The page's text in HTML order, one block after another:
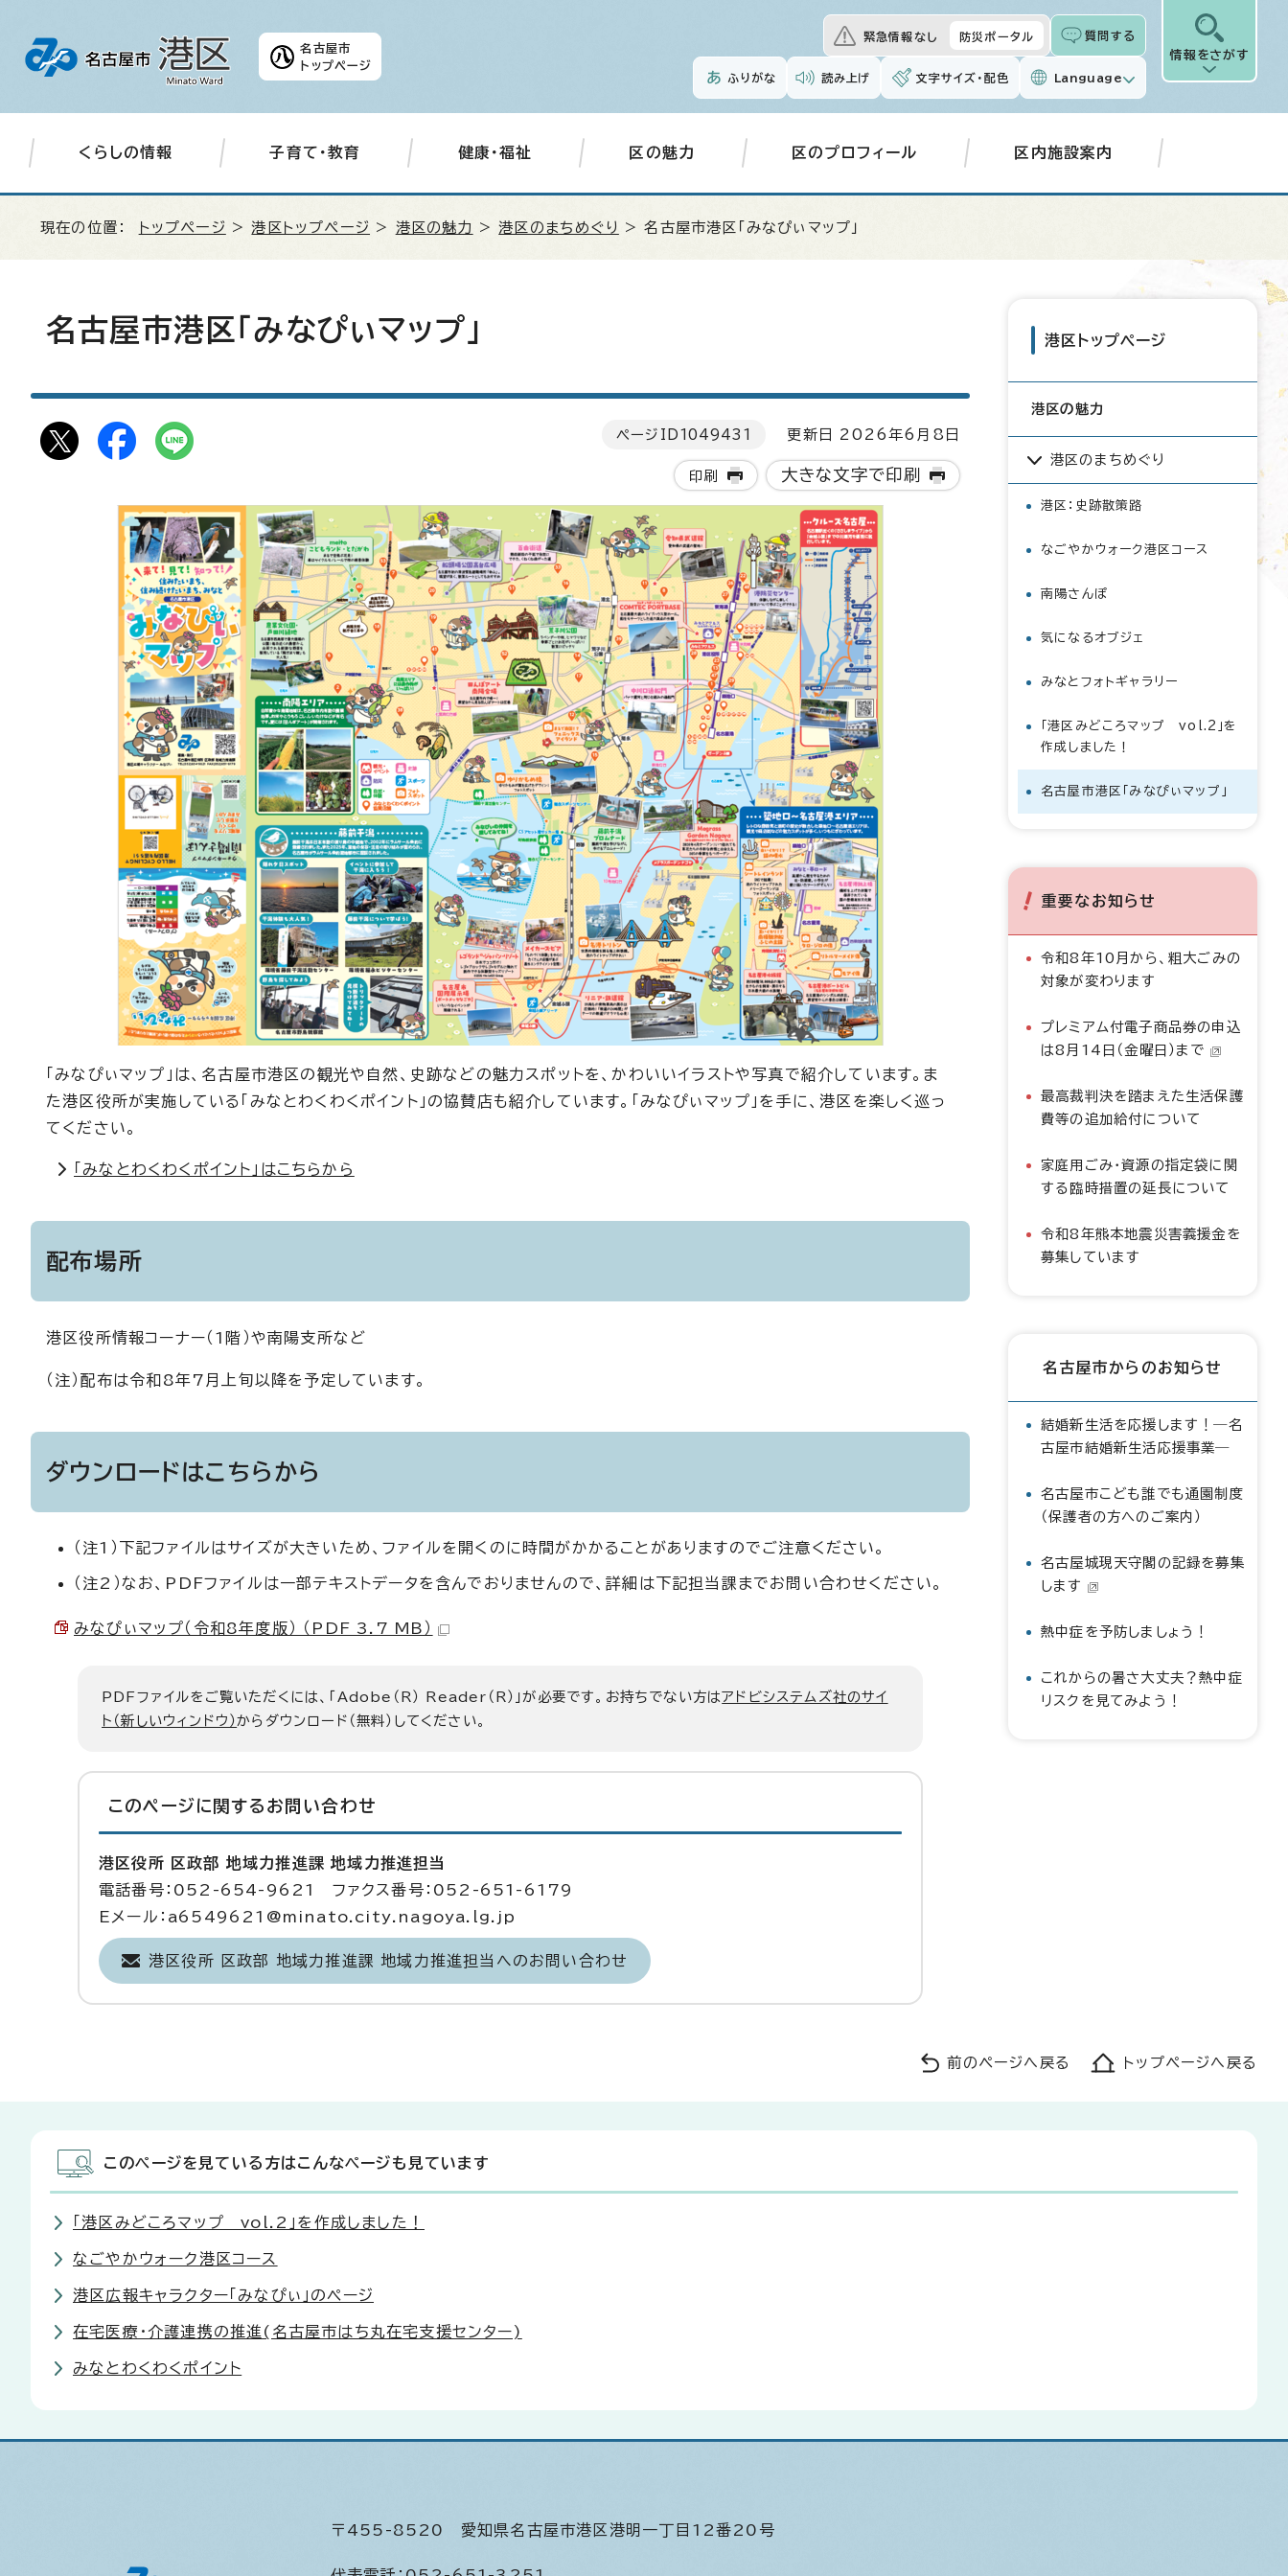
名古屋市
トップページ
緊急情報なし 防災ポータル 質問する
ふりがな 読み上げ 文字サイズ・配色 Language
情報をさがす
くらしの情報 子育て・教育 健康・福祉 区の魅力 区のプロフィール 区内施設案内
現在の位置： トップページ >港区トップページ > 港区の魅力 >港区のまちめぐり > 名古屋市港区「みなぴぃマップ」
名古屋市港区「みなぴぃマップ」
ページID 1049431 更新日 2026年6月8日
印刷 大きな文字で印刷
「みなぴぃマップ」は、名古屋市港区の観光や自然、史跡などの魅力スポットを、かわいいイラストや写真で紹介しています。ま
た港区役所が実施している「みなとわくわくポイント」の協賛店も紹介しています。「みなぴぃマップ」を手に、港区を楽しく巡っ
てください。
「みなとわくわくポイント」はこちらから
配布場所
港区役所情報コーナー（1階）や南陽支所など
（注）配布は令和8年7月上旬以降を予定しています。
ダウンロードはこちらから
（注1）下記ファイルはサイズが大きいため、ファイルを開くのに時間がかかることがありますのでご注意ください。
（注2）なお、PDFファイルは一部テキストデータを含んでおりませんので、詳細は下記担当課までお問い合わせください。
みなぴぃマップ（令和8年度版） （PDF 3.7 MB）
PDFファイルをご覧いただくには、「Adobe（R） Reader（R）」が必要です。お持ちでない方はアドビシステムズ社のサイ
ト（新しいウィンドウ）からダウンロード（無料）してください。
このページに関する お問い合わせ
港区役所 区政部 地域力推進課 地域力推進担当
電話番号：052-654-9621 ファクス番号：052-651-6179
Eメール：a6549621@minato.city.nagoya.lg.jp
港区役所 区政部 地域力推進課 地域力推進担当へのお問い合わせ
港区トップページ
港区の魅力
港区のまちめぐり
港区：史跡散策路
なごやかウォーク港区コース
南陽さんぽ
気になるオブジェ
みなとフォトギャラリー
「港区みどころマップ vol.2」を
作成しました！
名古屋市港区「みなぴぃマップ」
重要なお知らせ
令和8年10月から、粗大ごみの
対象が変わります
プレミアム付電子商品券の申込
は8月14日（金曜日）まで
最高裁判決を踏まえた生活保護
費等の追加給付について
家庭用ごみ・資源の指定袋に関
する臨時措置の延長について
令和8年熊本地震災害義援金を
募集しています
名古屋市からのお知らせ
結婚新生活を応援します！―名
古屋市結婚新生活応援事業―
名古屋市こども誰でも通園制度
（保護者の方へのご案内）
名古屋城現天守閣の記録を募集
します
熱中症を予防しましょう！
これからの暑さ大丈夫？熱中症
リスクを見てみよう！
前のページへ戻る トップページへ戻る
このページを見ている方はこんなページも見ています
「港区みどころマップ vol.2」を作成しました！
なごやかウォーク港区コース
港区広報キャラクター「みなぴぃ」のページ
在宅医療・介護連携の推進(名古屋市はち丸在宅支援センター)
みなとわくわくポイント
〒455-8520 愛知県名古屋市港区港明一丁目12番20号